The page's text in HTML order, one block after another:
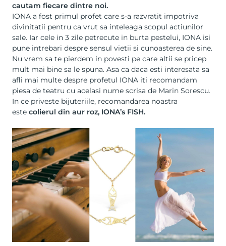
cautam fiecare dintre noi.
IONA a fost primul profet care s-a razvratit impotriva
divinitatii pentru ca vrut sa inteleaga scopul actiunilor
sale. Iar cele in 3 zile petrecute in burta pestelui, IONA isi
pune intrebari despre sensul vietii si cunoasterea de sine.
Nu vrem sa te pierdem in povesti pe care altii se pricep
mult mai bine sa le spuna. Asa ca daca esti interesata sa
afli mai multe despre profetul IONA iti recomandam
piesa de teatru cu acelasi nume scrisa de Marin Sorescu.
In ce priveste bijuteriile, recomandarea noastra
este colierul din aur roz, IONA’s FISH.